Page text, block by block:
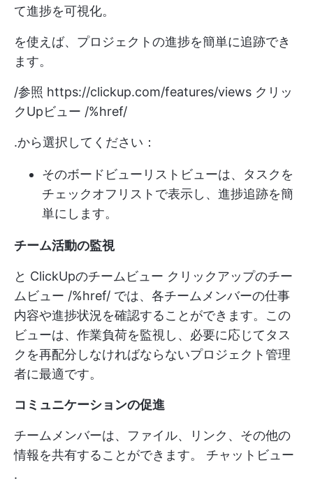
て進捗を可視化。
を使えば、プロジェクトの進捗を簡単に追跡でき
ます。
/参照 https://clickup.com/features/views クリッ
クUpビュー /%href/
.から選択してください：
そのボードビュー リストビューは、タスクを
チェックオフリストで表示し、進捗追跡を簡
単にします。
チーム活動の監視
と ClickUpのチームビュー クリックアップのチー
ムビュー /%href/ では、各チームメンバーの仕事
内容や進捗状況を確認することができます。この
ビューは、作業負荷を監視し、必要に応じてタス
クを再配分しなければならないプロジェクト管理
者に最適です。
コミュニケーションの促進
チームメンバーは、ファイル、リンク、その他の
情報を共有することができます。 チャットビュー
.